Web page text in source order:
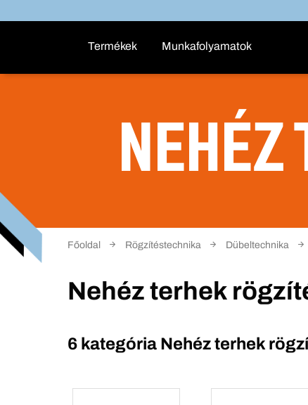
Termékek Munkafolyamatok
NEHÉZ
Főoldal Rögzítéstechnika Dübeltechnika
Nehéz terhek
6 kategória Nehéz terhek